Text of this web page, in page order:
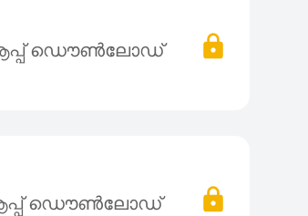
ആപ്പ് ഡൌൺലോഡ്
ആപ്പ് ഡൌൺലോഡ്